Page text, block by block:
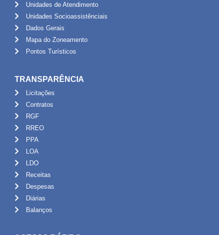
Unidades de Atendimento
Unidades Socioassistênciais
Dados Gerais
Mapa do Zoneamento
Pontos Turísticos
TRANSPARÊNCIA
Licitações
Contratos
RGF
RREO
PPA
LOA
LDO
Receitas
Despesas
Diárias
Balanços